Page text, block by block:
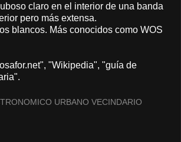
claro en el interior de una banda
pero más extensa.
blancos. Más conocidos como WOS
"Wikipedia", "guía de
URBANO VECINDARIO